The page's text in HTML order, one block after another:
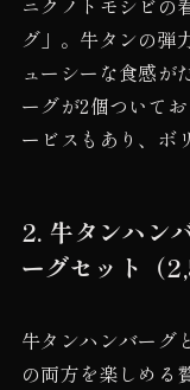
ニクノトモシビの
グ」。牛タンの弾
ューシーな食感が
ーグが2個ついてお
ービスもあり、ボ
2. 牛タンハン
ーグセット（
牛タンハンバーグ
の両方を楽しめる